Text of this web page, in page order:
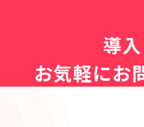
導
お気軽にお